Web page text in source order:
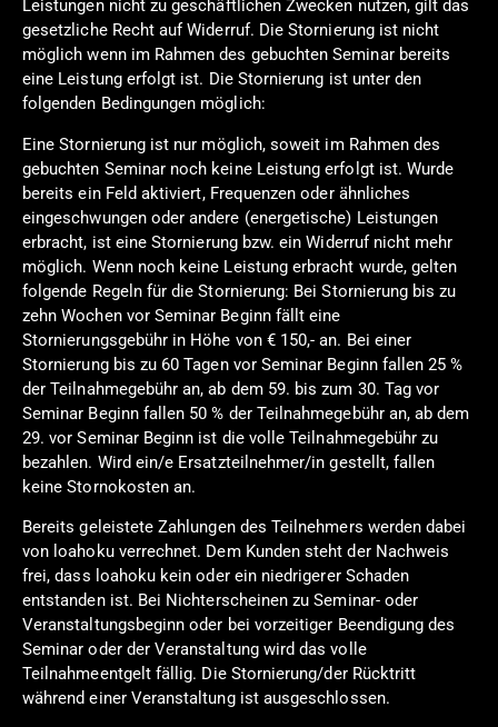
Leistungen nicht zu geschäftlichen Zwecken nutzen, gilt das
gesetzliche Recht auf Widerruf. Die Stornierung ist nicht
möglich wenn im Rahmen des gebuchten Seminar bereits
eine Leistung erfolgt ist. Die Stornierung ist unter den
folgenden Bedingungen möglich:
Eine Stornierung ist nur möglich, soweit im Rahmen des
gebuchten Seminar noch keine Leistung erfolgt ist. Wurde
bereits ein Feld aktiviert, Frequenzen oder ähnliches
eingeschwungen oder andere (energetische) Leistungen
erbracht, ist eine Stornierung bzw. ein Widerruf nicht mehr
möglich. Wenn noch keine Leistung erbracht wurde, gelten
folgende Regeln für die Stornierung: Bei Stornierung bis zu
zehn Wochen vor Seminar Beginn fällt eine
Stornierungsgebühr in Höhe von € 150,- an. Bei einer
Stornierung bis zu 60 Tagen vor Seminar Beginn fallen 25 %
der Teilnahmegebühr an, ab dem 59. bis zum 30. Tag vor
Seminar Beginn fallen 50 % der Teilnahmegebühr an, ab dem
29. vor Seminar Beginn ist die volle Teilnahmegebühr zu
bezahlen. Wird ein/e Ersatzteilnehmer/in gestellt, fallen
keine Stornokosten an.
Bereits geleistete Zahlungen des Teilnehmers werden dabei
von loahoku verrechnet. Dem Kunden steht der Nachweis
frei, dass loahoku kein oder ein niedrigerer Schaden
entstanden ist. Bei Nichterscheinen zu Seminar- oder
Veranstaltungsbeginn oder bei vorzeitiger Beendigung des
Seminar oder der Veranstaltung wird das volle
Teilnahmeentgelt fällig. Die Stornierung/der Rücktritt
während einer Veranstaltung ist ausgeschlossen.